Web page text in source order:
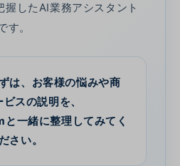
したAI業務アシスタント
す。
は、お客様の悩みや商
スの説明を、
一緒に整理してみてく
ださい。